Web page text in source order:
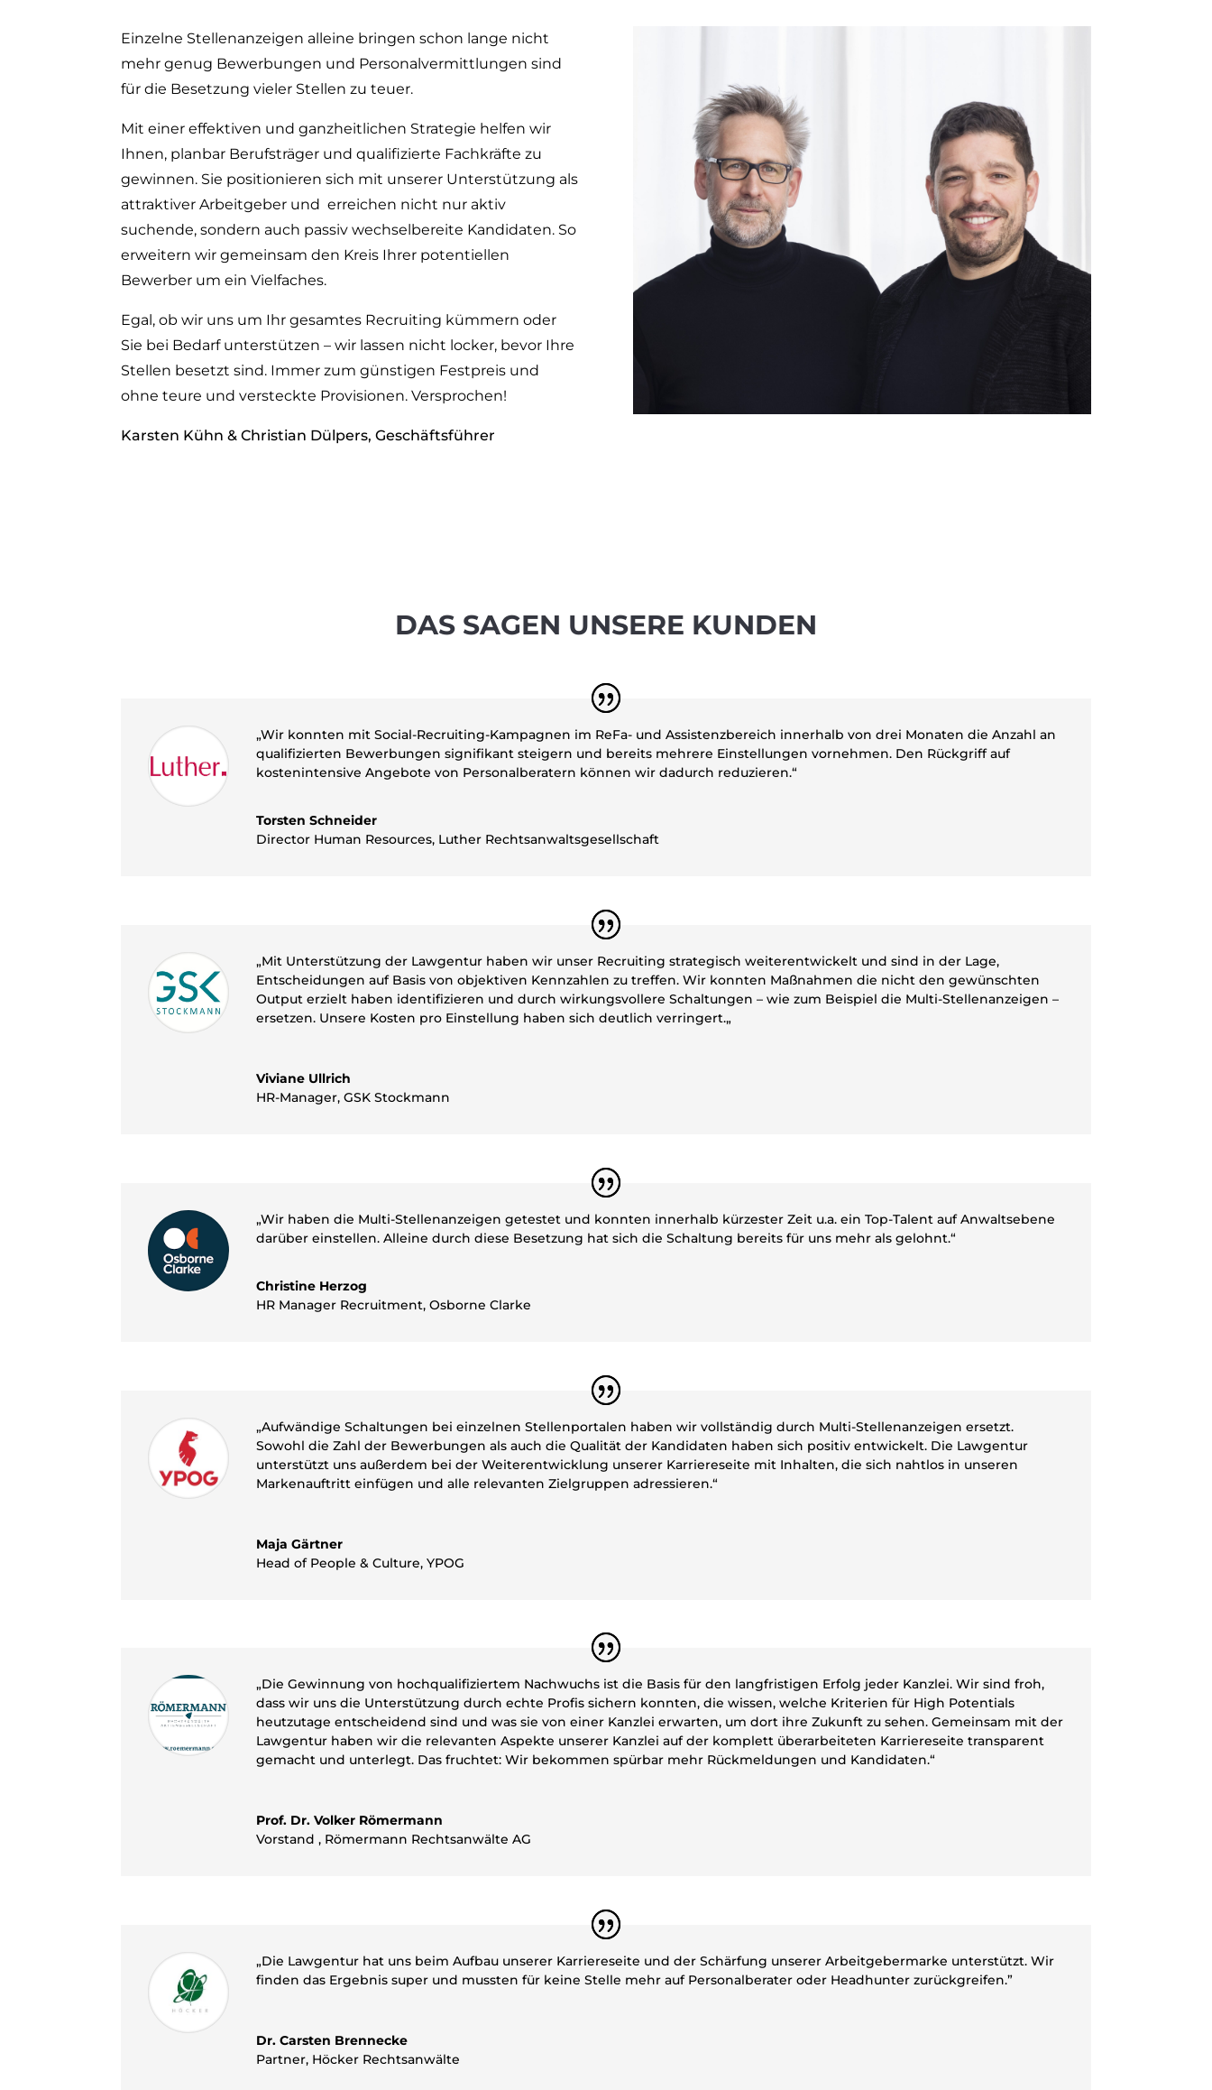
Einzelne Stellenanzeigen alleine bringen schon lange nicht
mehr genug Bewerbungen und Personalvermittlungen sind
für die Besetzung vieler Stellen zu teuer.
Mit einer effektiven und ganzheitlichen Strategie helfen wir
Ihnen, planbar Berufsträger und qualifizierte Fachkräfte zu
gewinnen. Sie positionieren sich mit unserer Unterstützung als
attraktiver Arbeitgeber und erreichen nicht nur aktiv
suchende, sondern auch passiv wechselbereite Kandidaten. So
erweitern wir gemeinsam den Kreis Ihrer potentiellen
Bewerber um ein Vielfaches.
Egal, ob wir uns um Ihr gesamtes Recruiting kümmern oder
Sie bei Bedarf unterstützen – wir lassen nicht locker, bevor Ihre
Stellen besetzt sind. Immer zum günstigen Festpreis und
ohne teure und versteckte Provisionen. Versprochen!
Karsten Kühn & Christian Dülpers, Geschäftsführer
DAS SAGEN UNSERE KUNDEN
„Wir konnten mit Social-Recruiting-Kampagnen im ReFa- und Assistenzbereich innerhalb von drei Monaten die Anzahl an
qualifizierten Bewerbungen signifikant steigern und bereits mehrere Einstellungen vornehmen. Den Rückgriff auf
kostenintensive Angebote von Personalberatern können wir dadurch reduzieren.“
Torsten Schneider
Director Human Resources, Luther Rechtsanwaltsgesellschaft
„Mit Unterstützung der Lawgentur haben wir unser Recruiting strategisch weiterentwickelt und sind in der Lage,
Entscheidungen auf Basis von objektiven Kennzahlen zu treffen. Wir konnten Maßnahmen die nicht den gewünschten
Output erzielt haben identifizieren und durch wirkungsvollere Schaltungen – wie zum Beispiel die Multi-Stellenanzeigen –
ersetzen. Unsere Kosten pro Einstellung haben sich deutlich verringert.„
Viviane Ullrich
HR-Manager, GSK Stockmann
„Wir haben die Multi-Stellenanzeigen getestet und konnten innerhalb kürzester Zeit u.a. ein Top-Talent auf Anwaltsebene
darüber einstellen. Alleine durch diese Besetzung hat sich die Schaltung bereits für uns mehr als gelohnt.“
Christine Herzog
HR Manager Recruitment, Osborne Clarke
„Aufwändige Schaltungen bei einzelnen Stellenportalen haben wir vollständig durch Multi-Stellenanzeigen ersetzt.
Sowohl die Zahl der Bewerbungen als auch die Qualität der Kandidaten haben sich positiv entwickelt. Die Lawgentur
unterstützt uns außerdem bei der Weiterentwicklung unserer Karriereseite mit Inhalten, die sich nahtlos in unseren
Markenauftritt einfügen und alle relevanten Zielgruppen adressieren.“
Maja Gärtner
Head of People & Culture, YPOG
„Die Gewinnung von hochqualifiziertem Nachwuchs ist die Basis für den langfristigen Erfolg jeder Kanzlei. Wir sind froh,
dass wir uns die Unterstützung durch echte Profis sichern konnten, die wissen, welche Kriterien für High Potentials
heutzutage entscheidend sind und was sie von einer Kanzlei erwarten, um dort ihre Zukunft zu sehen. Gemeinsam mit der
Lawgentur haben wir die relevanten Aspekte unserer Kanzlei auf der komplett überarbeiteten Karriereseite transparent
gemacht und unterlegt. Das fruchtet: Wir bekommen spürbar mehr Rückmeldungen und Kandidaten.“
Prof. Dr. Volker Römermann
Vorstand, Römermann Rechtsanwälte AG
„Die Lawgentur hat uns beim Aufbau unserer Karriereseite und der Schärfung unserer Arbeitgebermarke unterstützt. Wir
finden das Ergebnis super und mussten für keine Stelle mehr auf Personalberater oder Headhunter zurückgreifen.”
Dr. Carsten Brennecke
Partner, Höcker Rechtsanwälte